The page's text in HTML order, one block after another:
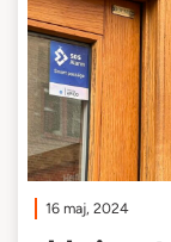
16 maj, 2024